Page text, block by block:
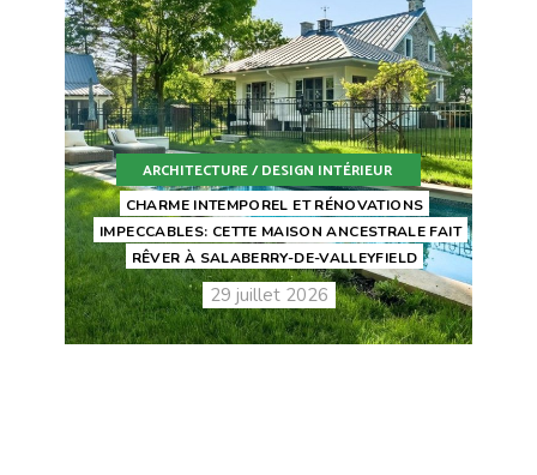
ARCHITECTURE / DESIGN INTÉRIEUR
CHARME INTEMPOREL ET RÉNOVATIONS
IMPECCABLES: CETTE MAISON ANCESTRALE FAIT
RÊVER À SALABERRY-DE-VALLEYFIELD
29 juillet 2026